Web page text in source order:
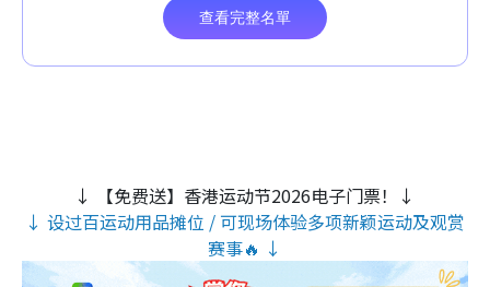
↓ 【免费送】香港运动节2026电子门票！↓
↓ 设过百运动用品摊位 / 可现场体验多项新颖运动及观赏
赛事🔥 ↓